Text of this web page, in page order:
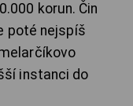
korun. Čin
poté nejspíš
instanci do